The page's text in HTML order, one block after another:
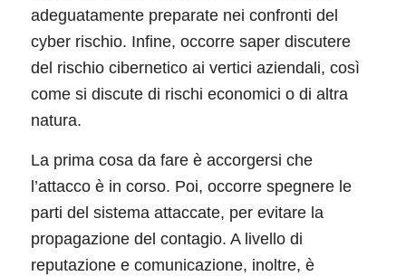
adeguatamente preparate nei confronti del
cyber rischio. Infine, occorre saper discutere
del rischio cibernetico ai vertici aziendali, così
come si discute di rischi economici o di altra
natura.
La prima cosa da fare è accorgersi che
l’attacco è in corso. Poi, occorre spegnere le
parti del sistema attaccate, per evitare la
propagazione del contagio. A livello di
reputazione e comunicazione, inoltre, è